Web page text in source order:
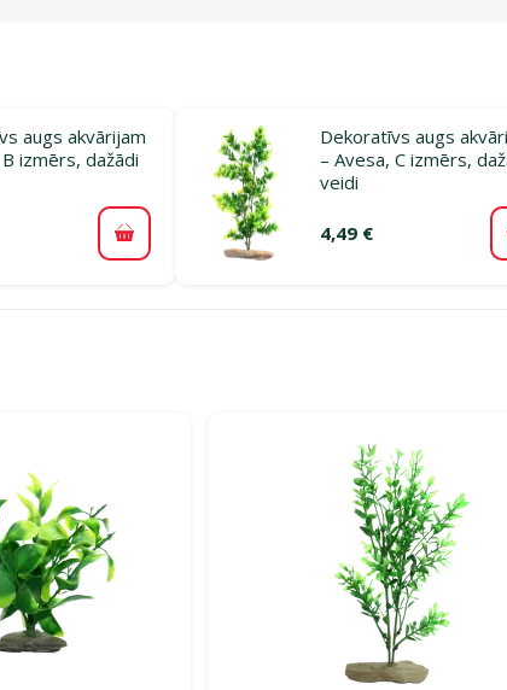
augs akvārijam
izmērs, dažādi
Pievienot grozam
Dekoratīvs augs
– Avesa, C izmērs,
veidi
4,49 €